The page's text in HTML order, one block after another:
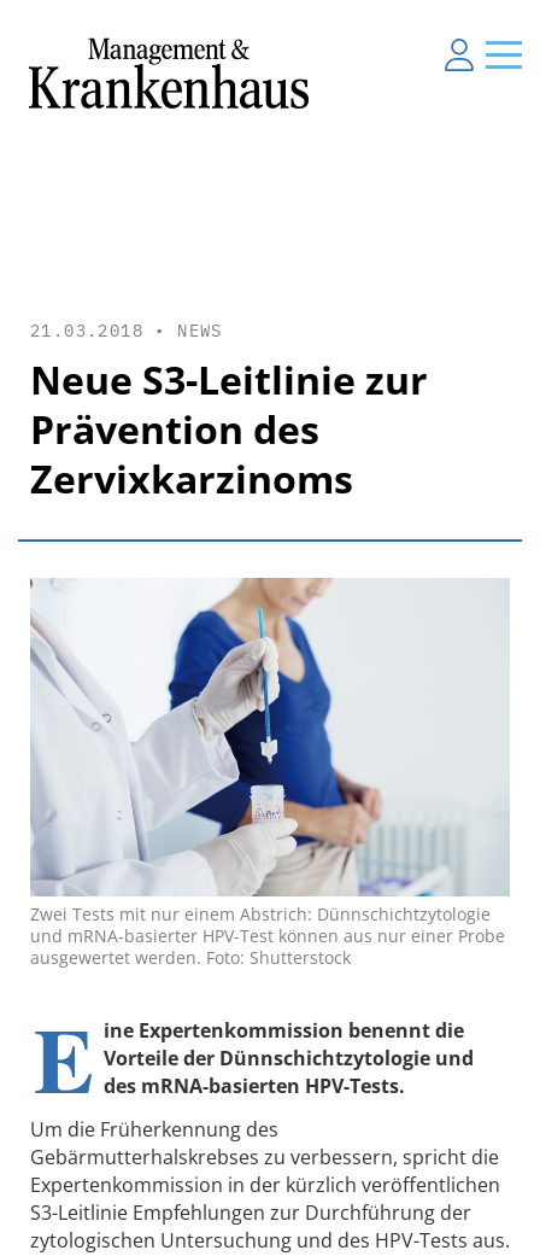
21.03.2018 • NEWS
Neue S3-Leitlinie zur
Prävention des
Zervixkarzinoms
Zwei Tests mit nur einem Abstrich: Dünnschichtzytologie
und mRNA-basierter HPV-Test können aus nur einer Probe
ausgewertet werden. Foto: Shutterstock
E ine Expertenkommission benennt die
Vorteile der Dünnschichtzytologie und
des mRNA-basierten HPV-Tests.
Um die Früherkennung des
Gebärmutterhalskrebses zu verbessern, spricht die
Expertenkommission in der kürzlich veröffentlichen
S3-Leitlinie Empfehlungen zur Durchführung der
zytologischen Untersuchung und des HPV-Tests aus.